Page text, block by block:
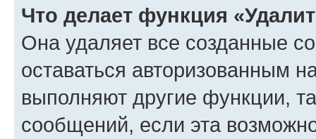
Что делает функция
Она удаляет все созданные
оставаться авторизованным
выполняют другие функции,
сообщений, если эта